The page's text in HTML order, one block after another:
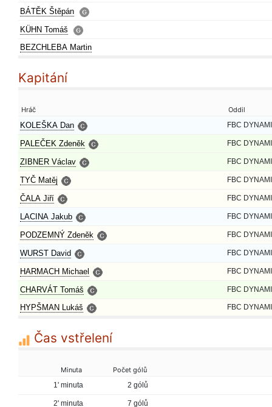
BÁTĚK Štěpán
KÜHN Tomáš
BEZCHLEBA Martin
Kapitání
Hráč Oddil
KOLEŠKA Dan FBC
PALEČEK Zdeněk FBC
ZIBNER Václav FBC
TYČ Matěj FBC
ČALA Jiří FBC
LACINA Jakub FBC
PODZEMNÝ Zdeněk FBC
WURST David FBC
HARMACH Michael FBC
CHARVÁT Tomáš FBC
HYPŠMAN Lukáš FBC
Čas vstřelení
Minuta
Počet gólů
1' minuta
2 gólů
2' minuta 7 gólů